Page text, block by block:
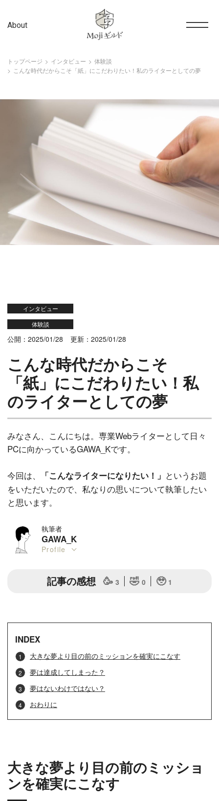
About
トップページ インタビュー
体験談
こんな時代だからこそ「紙」にこだわりたい！私のライターとしての夢
インタビュー
体験談
公開：2025/01/28 更新：2025/01/28
こんな時代だからこそ
「紙」にこだわりたい！私
のライターとしての夢
みなさん、こんにちは。専業Webライターとして日々
PCに向かっているGAWA_Kです。
今回は、 「こんなライターになりたい！」 というお題
をいただいたので、私なりの思いについて執筆したい
と思います。
執筆者
GAWA_K
Profile
記事の感想 🥳 3 🤣 0 🥹 1
INDEX
大きな夢より目の前のミッションを確実にこなす
夢は達成してしまった？
夢はないわけではない？
おわりに
大きな夢より目の前のミッショ
ンを確実にこなす